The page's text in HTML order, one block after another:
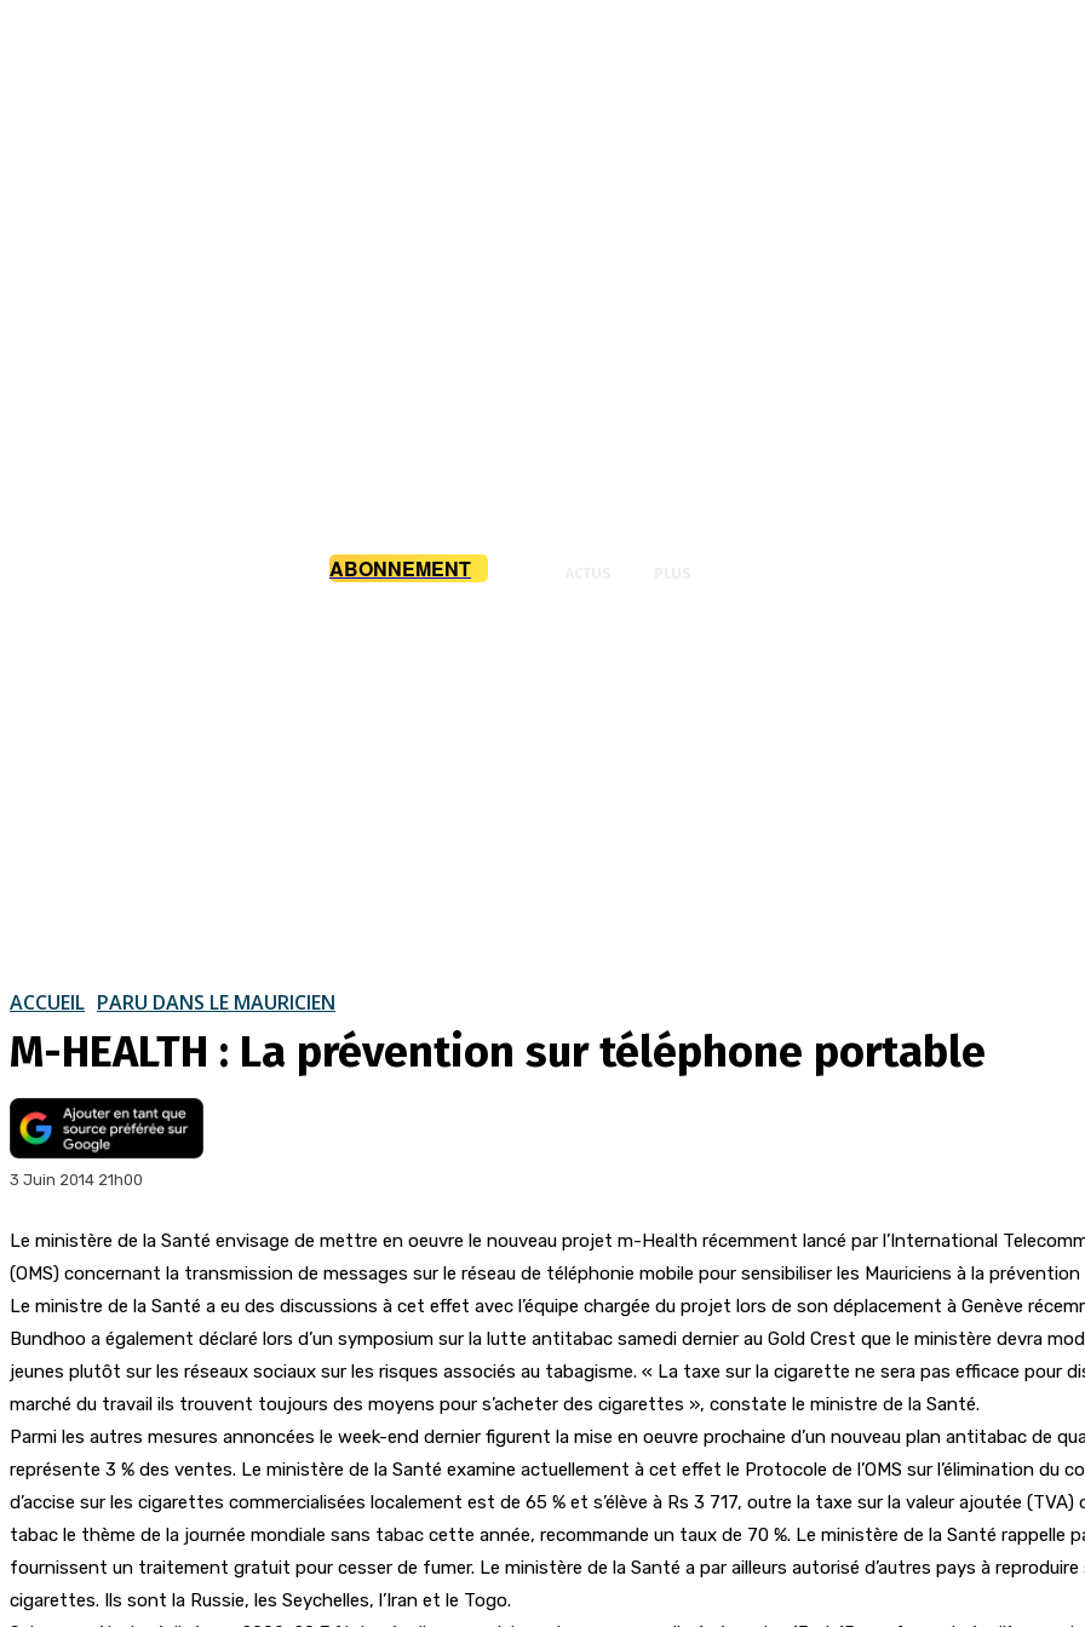
ABONNEMENT
ACCUEIL PARU DANS LE MAURICIEN
M-HEALTH : La prévention sur téléphone portable
3 Juin 2014 21h00
Le ministère de la Santé envisage de mettre en oeuvre le nouveau projet m-Health récemment lancé par l’International
(OMS) concernant la transmission de messages sur le réseau de téléphonie mobile pour sensibiliser les Mauriciens à la prévention
Le ministre de la Santé a eu des discussions à cet effet avec l’équipe chargée du projet lors de son déplacement à Genève
Bundhoo a également déclaré lors d’un symposium sur la lutte antitabac samedi dernier au Gold Crest que le ministère devra
jeunes plutôt sur les réseaux sociaux sur les risques associés au tabagisme. « La taxe sur la cigarette ne sera pas efficace pour
marché du travail ils trouvent toujours des moyens pour s’acheter des cigarettes », constate le ministre de la Santé.
Parmi les autres mesures annoncées le week-end dernier figurent la mise en oeuvre prochaine d’un nouveau plan antitabac de
représente 3 % des ventes. Le ministère de la Santé examine actuellement à cet effet le Protocole de l’OMS sur l’élimination du
d’accise sur les cigarettes commercialisées localement est de 65 % et s’élève à Rs 3 717, outre la taxe sur la valeur ajoutée (TVA)
tabac le thème de la journée mondiale sans tabac cette année, recommande un taux de 70 %. Le ministère de la Santé rappelle
fournissent un traitement gratuit pour cesser de fumer. Le ministère de la Santé a par ailleurs autorisé d’autres pays à
cigarettes. Ils sont la Russie, les Seychelles, l’Iran et le Togo.